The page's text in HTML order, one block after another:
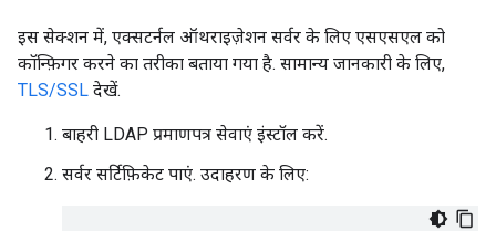
इस सेक्शन में, एक्सटर्नल ऑथराइज़ेशन सर्वर के लिए एसएसएल को
कॉन्फ़िगर करने का तरीका बताया गया है. सामान्य जानकारी के लिए,
TLS/SSL देखें.
बाहरी LDAP प्रमाणपत्र सेवाएं इंस्टॉल करें.
सर्वर सर्टिफ़िकेट पाएं. उदाहरण के लिए: